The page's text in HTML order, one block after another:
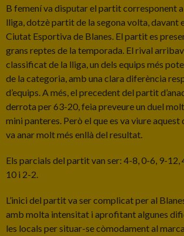
B femení va disputar el partit corresponent
lliga, dotzè partit de la segona volta, davant el
Ciutat Esportiva de Blanes. El partit es
grans reptes de la temporada. El rival
classificat de la lliga, un dels equips més
de la categoria, amb una clara diferència
d’equips. A més, el precedent del partit
derrota per 63-20, feia preveure un duel
mini panteres. Però el que es va viure aquest
va anar molt més enllà del resultat.
Els parcials del partit van ser: 4-8, 0-6, 9-12,
10 i 2-2.
L’inici del partit va ser complicat per al
amb molta intensitat i aprofitant algunes
les locals per situar-se còmodament al